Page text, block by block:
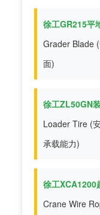
徐工GR215平
Grader Blade
面)
徐工ZL50GN
Loader Tire (
承载能力)
徐工XCA1200
Crane Wire